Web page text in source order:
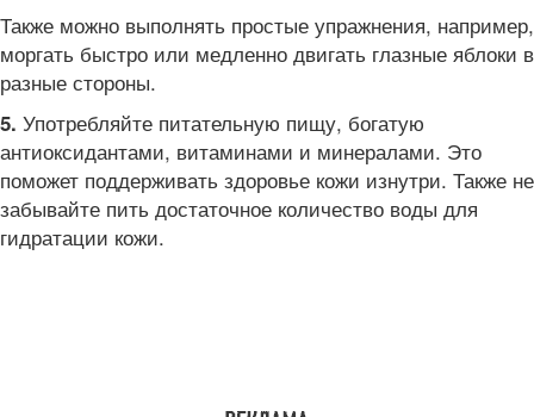
Также можно выполнять простые упражнения, например,
моргать быстро или медленно двигать глазные яблоки в
разные стороны.
5. Употребляйте питательную пищу, богатую
антиоксидантами, витаминами и минералами. Это
поможет поддерживать здоровье кожи изнутри. Также не
забывайте пить достаточное количество воды для
гидратации кожи.